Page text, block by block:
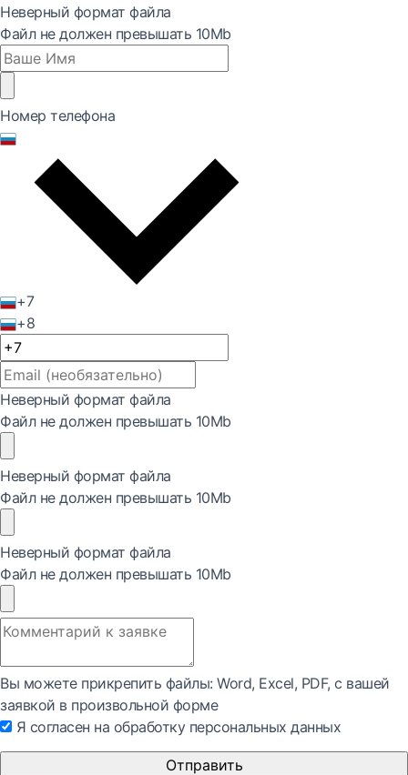
Неверный формат файла
Файл не должен превышать 10Mb
Номер телефона
+7
+8
Неверный формат файла
Файл не должен превышать 10Mb
Неверный формат файла
Файл не должен превышать 10Mb
Неверный формат файла
Файл не должен превышать 10Mb
Вы можете прикрепить файлы: Word, Exсel, PDF, с вашей
заявкой в произвольной форме
Я согласен на обработку персональных данных
Отправить